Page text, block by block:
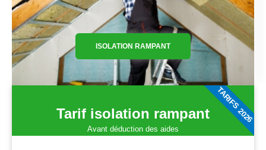
ISOLATION RAMPANT
Tarif isolation rampant
Avant déduction des aides
TARIFS 2026